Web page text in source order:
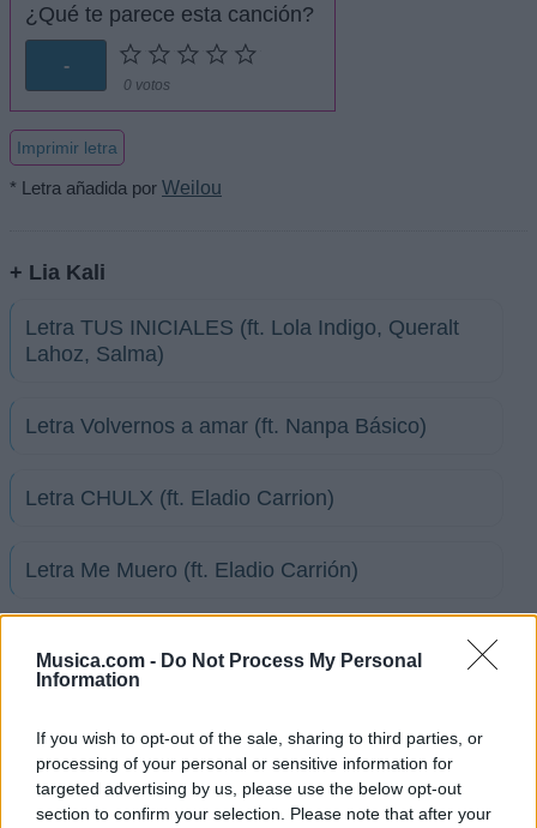
Musica.com - Do Not Process My Personal
Information
If you wish to opt-out of the sale, sharing to third parties, or
processing of your personal or sensitive information for
targeted advertising by us, please use the below opt-out
section to confirm your selection. Please note that after your
¿Qué te parece esta canción?
-
0 votos
Imprimir letra
* Letra añadida por Weilou
+ Lia Kali
Letra TUS INICIALES (ft. Lola Indigo, Queralt
Lahoz, Salma)
Letra Volvernos a amar (ft. Nanpa Básico)
Letra CHULX (ft. Eladio Carrion)
Letra Me Muero (ft. Eladio Carrión)
Letra Frágil (ft. Ramma)